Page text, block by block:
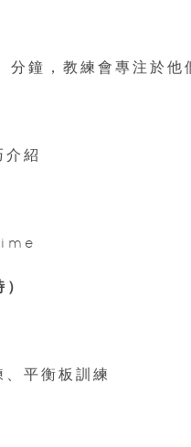
鐘，教練會專注於他
介紹
平衡板訓練